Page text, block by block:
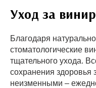
Уход за
Благодаря
стоматологические
тщательного ухода.
сохранения здоровья
неизменными –